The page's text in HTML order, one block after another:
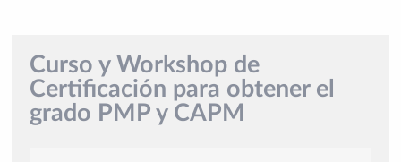
Curso y Workshop de
Certificación para obtener el
grado PMP y CAPM